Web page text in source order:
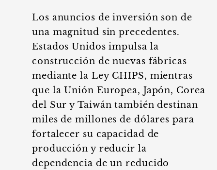
Los anuncios de inversión son de
una magnitud sin precedentes.
Estados Unidos impulsa la
construcción de nuevas fábricas
mediante la Ley CHIPS, mientras
que la Unión Europea, Japón, Corea
del Sur y Taiwán también destinan
miles de millones de dólares para
fortalecer su capacidad de
producción y reducir la
dependencia de un reducido